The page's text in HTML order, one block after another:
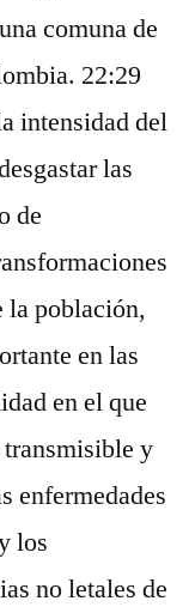
comuna de
22:29
intensidad del
las
de
la población,
en las
en el que
y
enfermedades
los
no letales de